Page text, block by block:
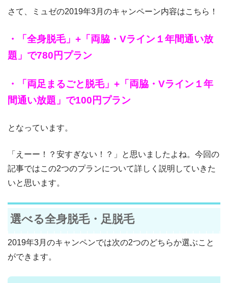
さて、ミュゼの2019年3月のキャンペーン内容はこちら！
・「全身脱毛」+「両脇・Vライン１年間通い放
題」で780円プラン
・「両足まるごと脱毛」+「両脇・Vライン１年
間通い放題」で100円プラン
となっています。
「えーー！？安すぎない！？」と思いましたよね。今回の
記事ではこの2つのプランについて詳しく説明していきた
いと思います。
選べる全身脱毛・足脱毛
2019年3月のキャンペンでは次の2つのどちらか選ぶこと
ができます。